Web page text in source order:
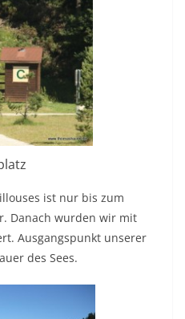
ist nur bis zum
Danach wurden wir mit
Ausgangspunkt unserer
des Sees.